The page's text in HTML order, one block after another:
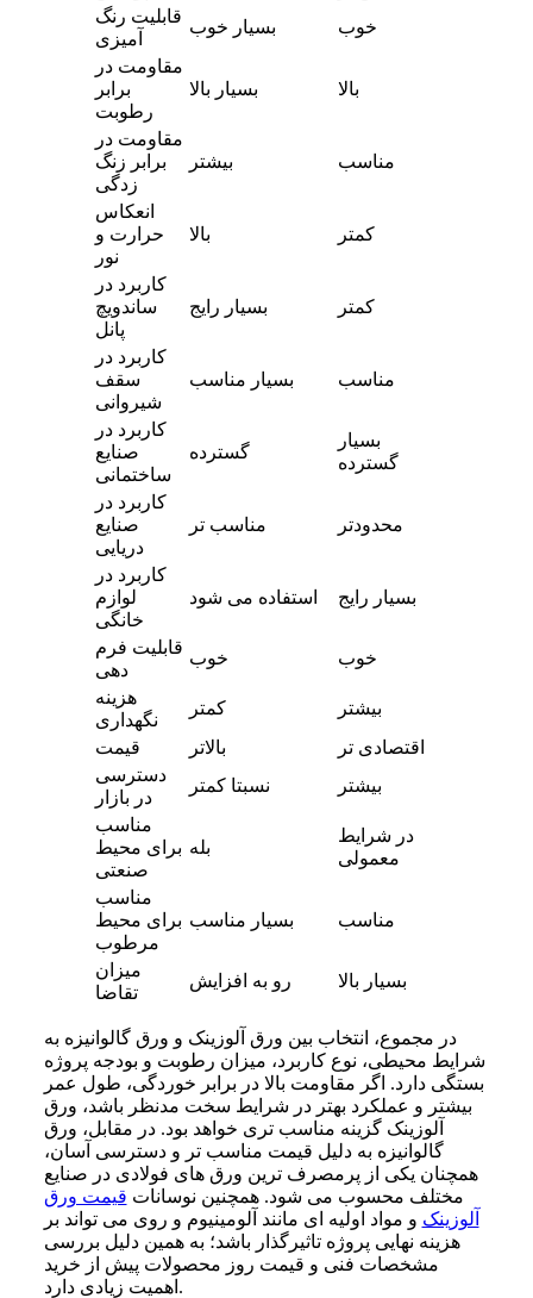
قابلیت رنگ
آمیزی
بسیار خوب
خوب
مقاومت در
برابر
رطوبت
بسیار بالا بالا
مقاومت در
برابر زنگ
زدگی
بیشتر مناسب
انعکاس
حرارت و
نور
بالا کمتر
کاربرد در
ساندویچ
پانل
بسیار رایج کمتر
کاربرد در
سقف
شیروانی
بسیار مناسب مناسب
کاربرد در
صنایع
ساختمانی
گسترده
بسیار
گسترده
کاربرد در
صنایع
دریایی
مناسب تر محدودتر
کاربرد در
لوازم
خانگی
استفاده می شود بسیار رایج
قابلیت فرم
دهی
خوب
خوب
هزینه
نگهداری
کمتر
بیشتر
قیمت
بالاتر
اقتصادی تر
دسترسی
در بازار
نسبتا کمتر
بیشتر
مناسب
برای محیط
صنعتی
بله
در شرایط
معمولی
مناسب
برای محیط
مرطوب
بسیار مناسب مناسب
میزان
تقاضا
رو به افزایش بسیار بالا
در مجموع، انتخاب بین ورق آلوزینک و ورق گالوانیزه به
شرایط محیطی، نوع کاربرد، میزان رطوبت و بودجه پروژه
بستگی دارد. اگر مقاومت بالا در برابر خوردگی، طول عمر
بیشتر و عملکرد بهتر در شرایط سخت مدنظر باشد، ورق
آلوزینک گزینه مناسب تری خواهد بود. در مقابل، ورق
گالوانیزه به دلیل قیمت مناسب تر و دسترسی آسان،
همچنان یکی از پرمصرف ترین ورق های فولادی در صنایع
مختلف محسوب می شود. همچنین نوسانات قیمت ورق
آلوزینک و مواد اولیه ای مانند آلومینیوم و روی می تواند بر
هزینه نهایی پروژه تاثیرگذار باشد؛ به همین دلیل بررسی
مشخصات فنی و قیمت روز محصولات پیش از خرید
اهمیت زیادی دارد.